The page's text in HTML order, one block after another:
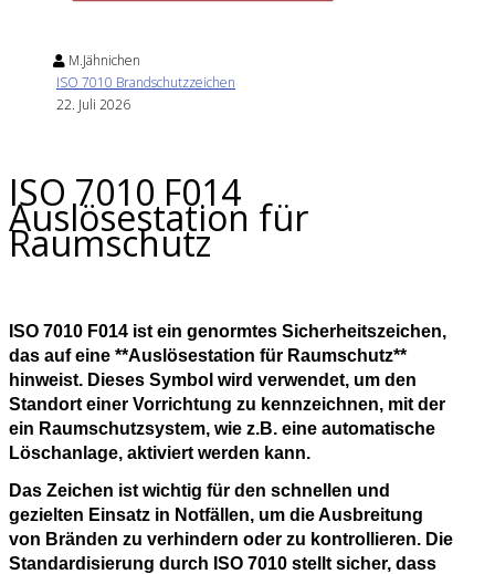
M.Jähnichen
ISO 7010 Brandschutzzeichen
22. Juli 2026
ISO 7010 F014
Auslösestation für
Raumschutz
ISO 7010 F014 ist ein genormtes Sicherheitszeichen,
das auf eine **Auslösestation für Raumschutz**
hinweist. Dieses Symbol wird verwendet, um den
Standort einer Vorrichtung zu kennzeichnen, mit der
ein Raumschutzsystem, wie z.B. eine automatische
Löschanlage, aktiviert werden kann.
Das Zeichen ist wichtig für den schnellen und
gezielten Einsatz in Notfällen, um die Ausbreitung
von Bränden zu verhindern oder zu kontrollieren. Die
Standardisierung durch ISO 7010 stellt sicher, dass